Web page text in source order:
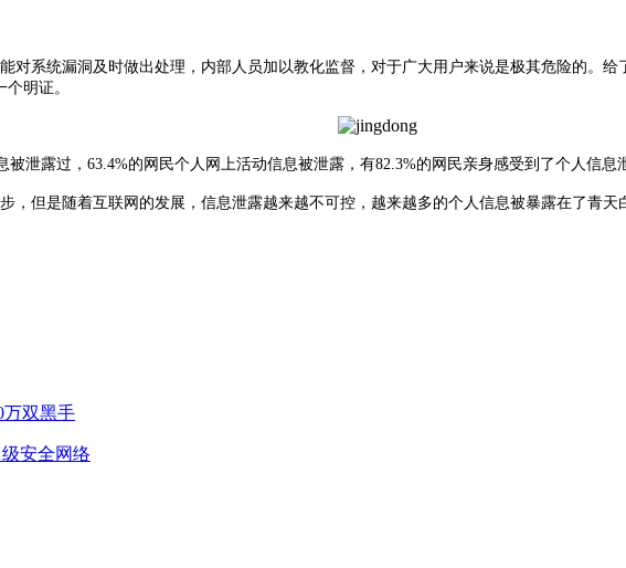
对系统漏洞及时做出处理，内部人员加以教化监督，对于广大用户来说是极其危险的。
明证。
泄露过，63.4%的网民个人网上活动信息被泄露，有82.3%的网民亲身感受到了个人信息
，但是随着互联网的发展，信息泄露越来越不可控，越来越多的个人信息被暴露在了青
万双黑手
安全网络